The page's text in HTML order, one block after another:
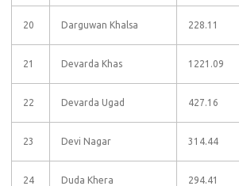
20 Darguwan Khalsa 228.11
21 Devarda Khas 1221.09
22 Devarda Ugad 427.16
23 Devi Nagar 314.44
24 Duda Khera 294.41